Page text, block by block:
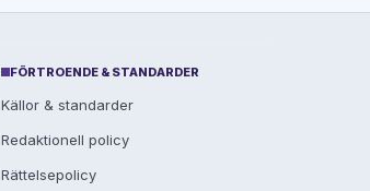
FÖRTROENDE & STANDARDER
Källor & standarder
Redaktionell policy
Rättelsepolicy